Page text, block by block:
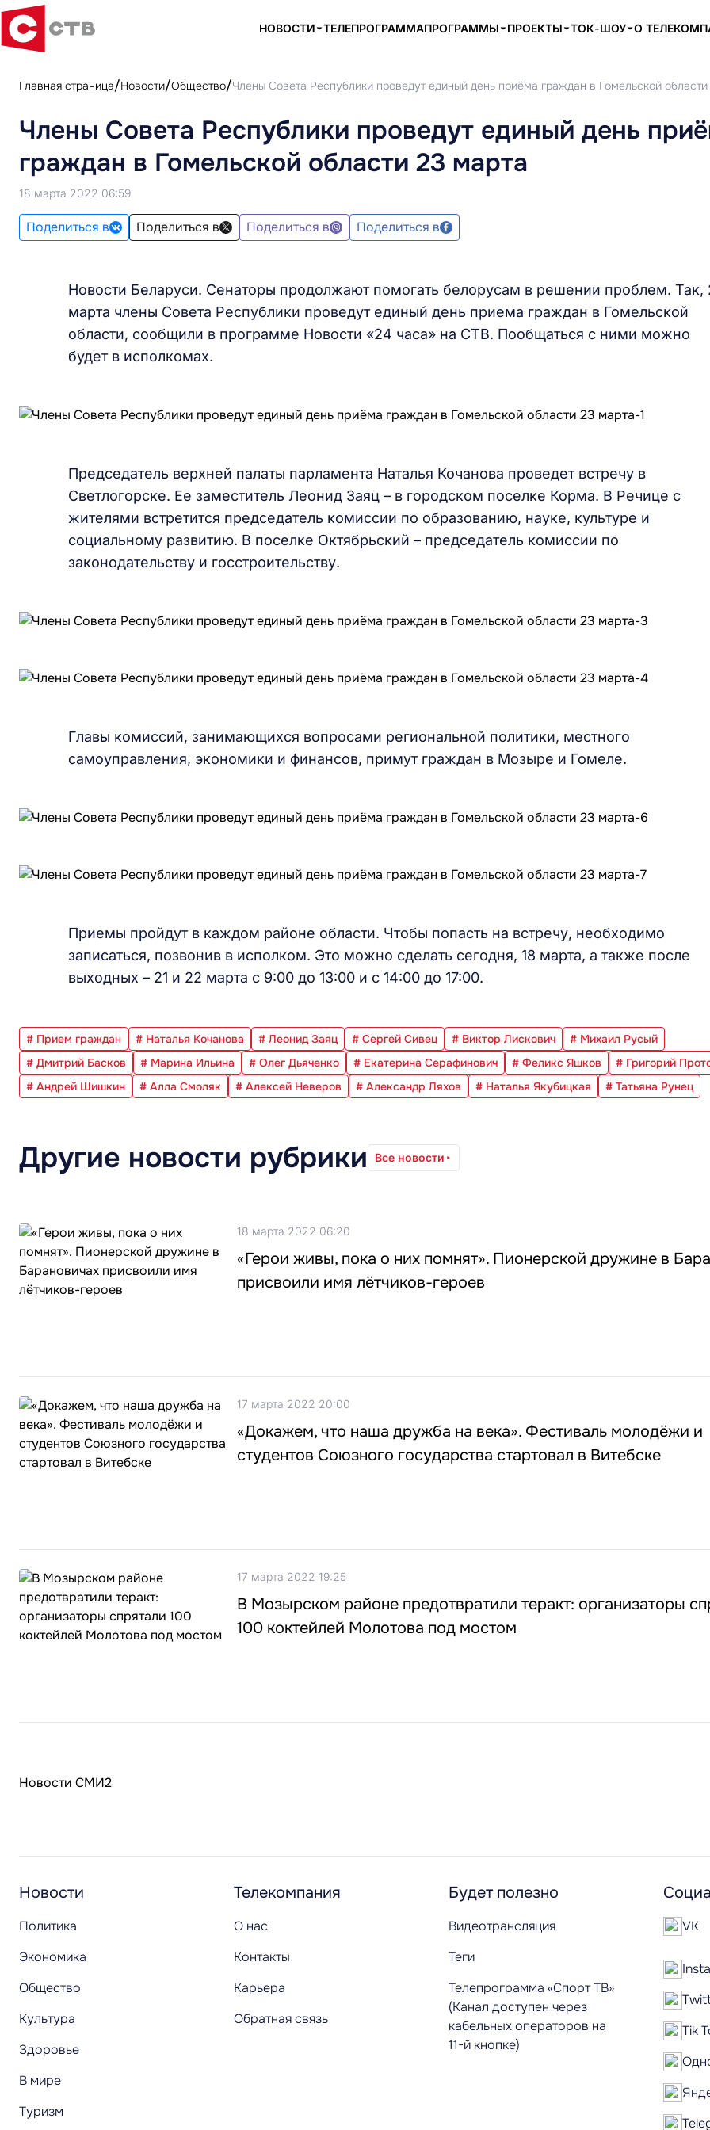
НОВОСТИ ТЕЛЕПРОГРАММАПРОГРАММЫ ПРОЕКТЫ ТОК-ШОУ О
Главная страница Новости Общество Члены Совета Республики проведут единый день приёма граждан в Гомельской
Члены Совета Республики проведут единый день
граждан в Гомельской области 23 марта
18 марта 2022 06:59
Поделиться в Поделиться в Поделиться в Поделиться в
Новости Беларуси. Сенаторы продолжают помогать белорусам в решении проблем. Так,
марта члены Совета Республики проведут единый день приема граждан в Гомельской
области, сообщили в программе Новости «24 часа» на СТВ. Пообщаться с ними можно
будет в исполкомах.
Председатель верхней палаты парламента Наталья Кочанова проведет встречу в
Светлогорске. Ее заместитель Леонид Заяц – в городском поселке Корма. В Речице с
жителями встретится председатель комиссии по образованию, науке, культуре и
социальному развитию. В поселке Октябрьский – председатель комиссии по
законодательству и госстроительству.
Главы комиссий, занимающихся вопросами региональной политики, местного
самоуправления, экономики и финансов, примут граждан в Мозыре и Гомеле.
Приемы пройдут в каждом районе области. Чтобы попасть на встречу, необходимо
записаться, позвонив в исполком. Это можно сделать сегодня, 18 марта, а также после
выходных – 21 и 22 марта с 9:00 до 13:00 и с 14:00 до 17:00.
# Прием граждан # Наталья Кочанова # Леонид Заяц # Сергей Сивец # Виктор Лискович
# Михаил Русый
# Дмитрий Басков
# Марина Ильина # Олег Дьяченко # Екатерина Серафинович # Феликс Яшков
# Григорий
# Андрей Шишкин
# Алла Смоляк # Алексей Неверов # Александр Ляхов # Наталья Якубицкая # Татьяна Рунец
Другие новости рубрики Все новости
18 марта 2022 06:20
«Герои живы, пока о них помнят». Пионерской дружине в
присвоили имя лётчиков-героев
17 марта 2022 20:00
«Докажем, что наша дружба на века». Фестиваль молодёжи и
студентов Союзного государства стартовал в Витебске
17 марта 2022 19:25
В Мозырском районе предотвратили теракт: организаторы
100 коктейлей Молотова под мостом
Новости СМИ2
Новости
Политика
Экономика
Общество
Культура
Здоровье
В мире
Туризм
Телекомпания
О нас
Контакты
Карьера
Обратная связь
Будет полезно
Видеотрансляция
Теги
Телепрограмма «Спорт ТВ»
(Канал доступен через
кабельных операторов на
11-й кнопке)
VK
Tik